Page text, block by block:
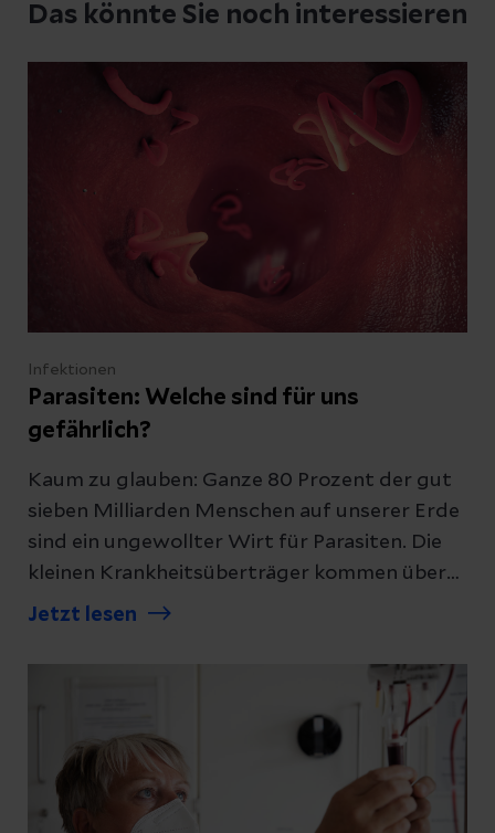
Das könnte Sie noch interessieren
Infektionen
Parasiten: Welche sind für uns
gefährlich?
Kaum zu glauben: Ganze 80 Prozent der gut
sieben Milliarden Menschen auf unserer Erde
sind ein ungewollter Wirt für Parasiten. Die
kleinen Krankheitsüberträger kommen überall
auf der Welt vor, vermehrt aber in südlichen
in Deutschland zu finden.
Jetzt lesen